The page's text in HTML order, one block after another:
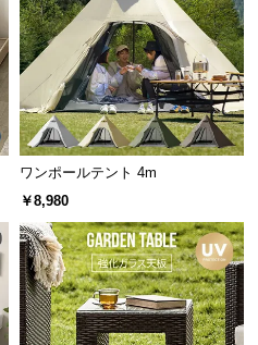
後のアフターサービスま
るように努めています。
ワンポールテント 4m
￥8,980